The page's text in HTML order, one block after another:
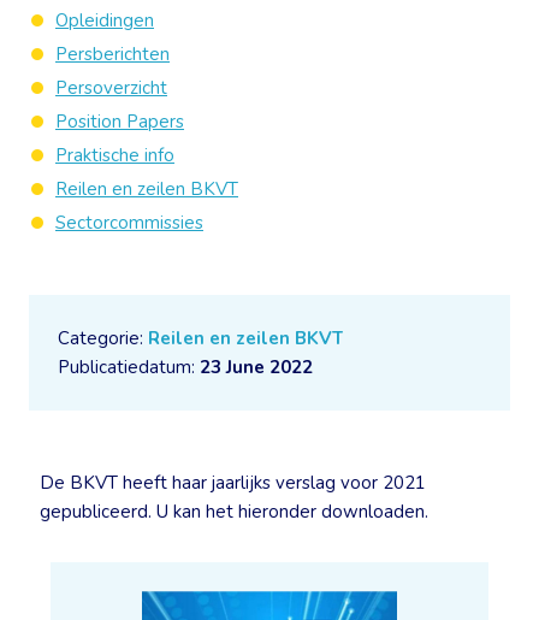
Categorie: Reilen en zeilen BKVT
Publicatiedatum: 23 June 2022
De BKVT heeft haar jaarlijks verslag voor 2021
gepubliceerd. U kan het hieronder downloaden.
Opleidingen
Persberichten
Persoverzicht
Position Papers
Praktische info
Reilen en zeilen BKVT
Sectorcommissies